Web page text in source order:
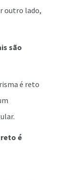
outro lado,
são
é reto
é